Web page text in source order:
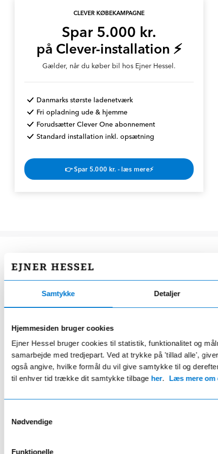
Samtykke Detaljer
Hjemmesiden bruger cookies
Ejner Hessel bruger cookies til statistik, funktionalitet og
samarbejde med tredjepart. Ved at trykke på 'tillad alle',
også angive, hvilke formål du vil give samtykke til og
til enhver tid trække dit samtykke tilbage her. Læs mere om
Nødvendige
Funktionelle
CLEVER KØBEKAMPAGNE
Spar 5.000 kr.
på Clever-installation ⚡
Gælder, når du køber bil hos Ejner Hessel.
Danmarks største ladenetværk
Fri opladning ude & hjemme
Forudsætter Clever One abonnement
Standard installation inkl. opsætning
👉 Spar 5.000 kr. - læs mere⚡
HESSEL STARPLUS COMPLETE
Fordelsaftale
kun 219 kr/md.*
20% rabat på serviceeftersyn og reparationer
24 bilvaske årligt
2 årlige hjulskift inkl. opbevaring